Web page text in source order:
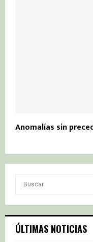
Anomalías sin
c
h
ÚLTIMAS NOTICIAS